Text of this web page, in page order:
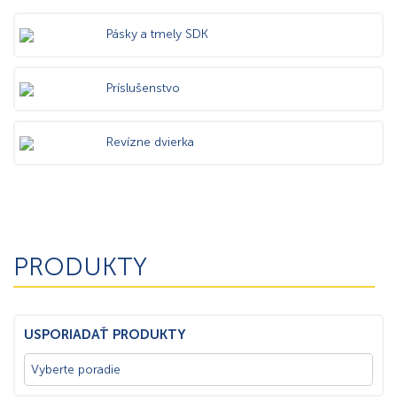
Pásky a tmely SDK
Príslušenstvo
Revízne dvierka
PRODUKTY
USPORIADAŤ PRODUKTY